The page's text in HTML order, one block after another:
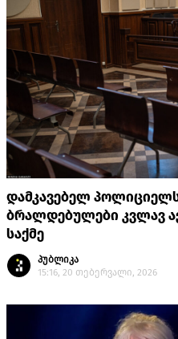
დამკავებელ
ბრალდებულები კვლავ
საქმე
პუბლიკა
15:16, 20 თებერვალი, 2026